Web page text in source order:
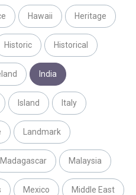
Hawaii Heritage
Historic Historical
India
Island Italy
Landmark
Madagascar Malaysia
Mexico Middle East